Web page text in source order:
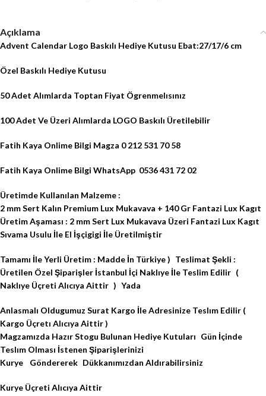
Açıklama
Advent Calendar Logo Baskılı Hediye Kutusu Ebat:27/17/6 cm
Özel Baskılı Hediye Kutusu
50 Adet Alımlarda Toptan Fiyat Ögrenmelısınız
100 Adet Ve Üzeri Alımlarda LOGO Baskılı Üretilebilir
Fatih Kaya Onlime Bilgi Magza 0 212 531 70 58
Fatih Kaya Onlime Bilgi WhatsApp 0536 431 72 02
Üretimde Kullanılan Malzeme :
2 mm Sert Kalın Premium Lux Mukavava + 140 Gr Fantazi Lux Kagıt
Üretim Aşaması : 2 mm Sert Lux Mukavava Üzeri Fantazi Lux Kagıt
Sıvama Usulu İle El İşçigigi İle Üretilmiştir
Tamamı İle Yerli Üretim : Madde İn Türkiye ) Teslimat Şekli :
Üretilen Özel Şiparişler İstanbul İçi Naklıye İle Teslim Edilir (
Naklıye Üçreti Alıcıya Aittir ) Yada
Anlasmalı Oldugumuz Surat Kargo İle Adresinize Teslım Edilir (
Kargo Üçretı Alıcıya Aittir )
Magzamızda Hazır Stogu Bulunan Hediye Kutuları Gün İçinde
Teslım Olması İstenen Şiparişlerinizi
Kurye Göndererek Dükkanımızdan Aldırabilirsiniz
Kurye Üçreti Alıcıya Aittir